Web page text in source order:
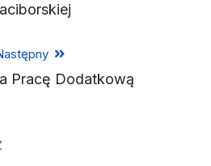
Pracę Dodatkową